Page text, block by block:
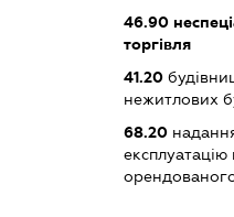
46.90
торгівля
41.20
нежитлових
68.20
експлуатацію